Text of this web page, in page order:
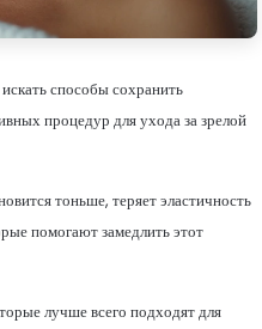
способы сохранить
процедур для ухода за зрелой
тоньше, теряет эластичность
помогают замедлить этот
лучше всего подходят для